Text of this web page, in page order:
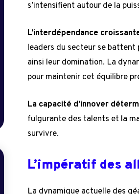
s’intensifient autour de la
L’interdépendance
leaders du secteur se battent
ainsi leur domination. La
pour maintenir cet équilibre
La capacité d’innover
fulgurante des talents et la
survivre.
L’impératif des
La dynamique actuelle des